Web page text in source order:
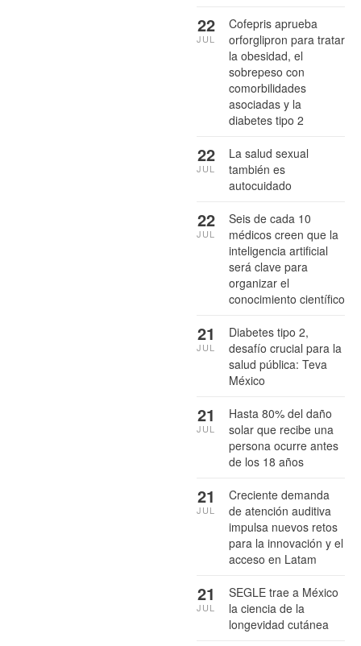
Cofepris aprueba
orforglipron para tratar
la obesidad, el
sobrepeso con
comorbilidades
asociadas y la
diabetes tipo 2
22
JUL
La salud sexual
también es
autocuidado
22
JUL
Seis de cada 10
médicos creen que la
inteligencia artificial
será clave para
organizar el
conocimiento científico
22
JUL
Diabetes tipo 2,
desafío crucial para la
salud pública: Teva
México
21
JUL
Hasta 80% del daño
solar que recibe una
persona ocurre antes
de los 18 años
21
JUL
Creciente demanda
de atención auditiva
impulsa nuevos retos
para la innovación y el
acceso en Latam
21
JUL
SEGLE trae a México
la ciencia de la
longevidad cutánea
21
JUL